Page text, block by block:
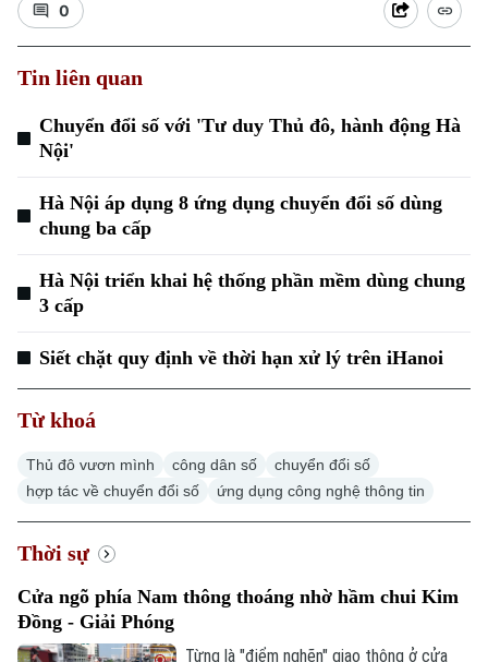
0
Tin liên quan
Chuyển đổi số với 'Tư duy Thủ đô, hành động Hà
Nội'
Hà Nội áp dụng 8 ứng dụng chuyển đổi số dùng
chung ba cấp
Hà Nội triển khai hệ thống phần mềm dùng chung
3 cấp
Siết chặt quy định về thời hạn xử lý trên iHanoi
Từ khoá
Thủ đô vươn mình công dân số
chuyển đổi số
hợp tác về chuyển đổi số
ứng dụng công nghệ thông tin
Thời sự
Cửa ngõ phía Nam thông thoáng nhờ hầm chui Kim
Đồng - Giải Phóng
Từng là "điểm nghẽn" giao thông ở cửa